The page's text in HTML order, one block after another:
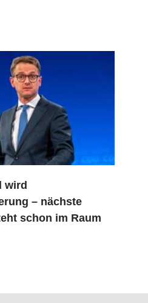
wird
– nächste
schon im Raum